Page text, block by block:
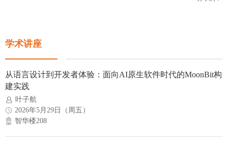
学术讲座
从语言设计到开发者体验：面向AI原生软件时代的MoonBit构
建实践
叶子航
2026年5月29日（周五）
智华楼208